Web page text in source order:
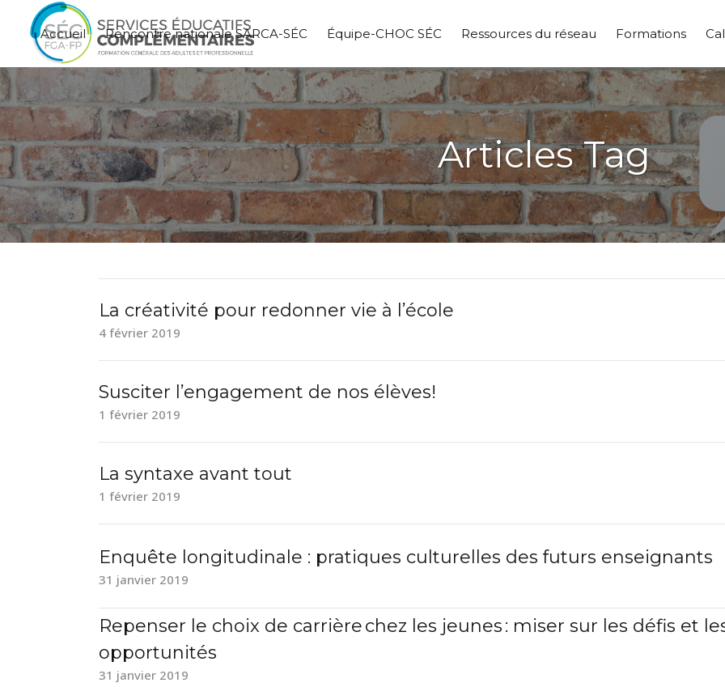
Accueil Rencontre nationale SARCA-SÉC Équipe-CHOC SÉC Ressources du réseau Formations
Articles Tag
La créativité pour redonner vie à l’école
4 février 2019
Susciter l’engagement de nos élèves!
1 février 2019
La syntaxe avant tout
1 février 2019
Enquête longitudinale : pratiques culturelles des futurs enseignants
31 janvier 2019
Repenser le choix de carrière chez les jeunes : miser sur les défis et
opportunités
31 janvier 2019